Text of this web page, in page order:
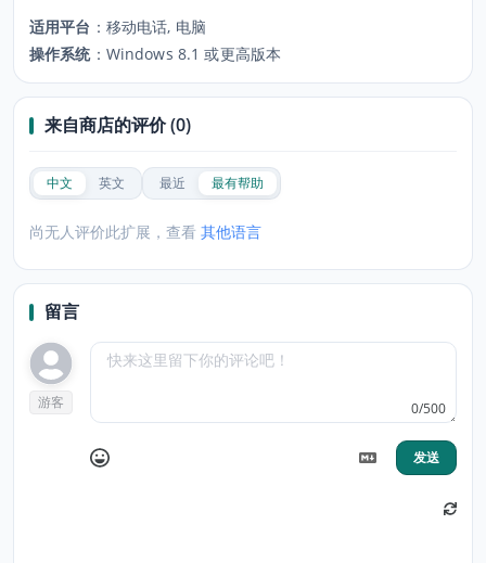
适用平台 ： 移动电话, 电脑
操作系统： Windows 8.1 或更高版本
来自商店的评价 (0)
中文 英文 最近 最有帮助
尚无人评价此扩展，查看 其他语言
留言
游客 0/500
发送